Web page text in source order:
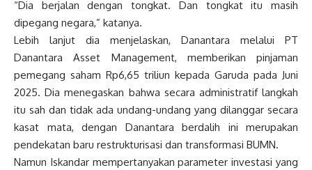
“Dia berjalan dengan tongkat. Dan tongkat itu masih
dipegang negara,” katanya.
Lebih lanjut dia menjelaskan, Danantara melalui PT
Danantara Asset Management, memberikan pinjaman
pemegang saham Rp6,65 triliun kepada Garuda pada Juni
2025. Dia menegaskan bahwa secara administratif langkah
itu sah dan tidak ada undang-undang yang dilanggar secara
kasat mata, dengan Danantara berdalih ini merupakan
pendekatan baru restrukturisasi dan transformasi BUMN.
Namun Iskandar mempertanyakan parameter investasi yang